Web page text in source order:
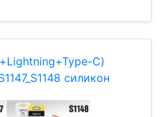
C)
силикон